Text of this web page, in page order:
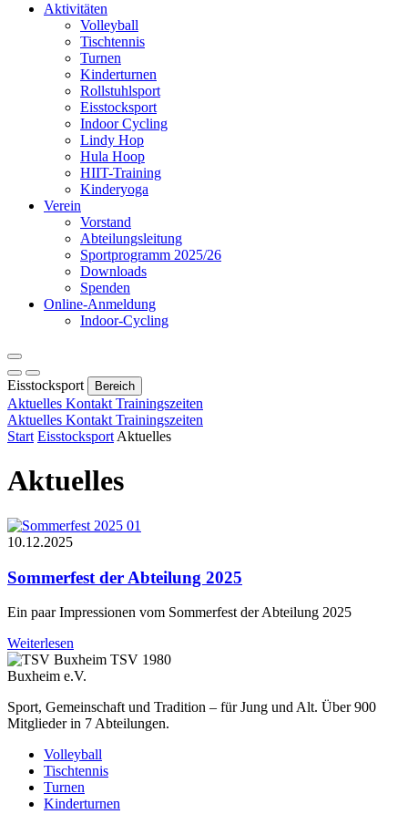
Aktivitäten
Volleyball
Tischtennis
Turnen
Kinderturnen
Rollstuhlsport
Eisstocksport
Indoor Cycling
Lindy Hop
Hula Hoop
HIIT-Training
Kinderyoga
Verein
Vorstand
Abteilungsleitung
Sportprogramm 2025/26
Downloads
Spenden
Online-Anmeldung
Indoor-Cycling
Eisstocksport Bereich
Aktuelles Kontakt Trainingszeiten
Aktuelles Kontakt Trainingszeiten
Start Eisstocksport Aktuelles
Aktuelles
10.12.2025
Sommerfest der Abteilung 2025
Ein paar Impressionen vom Sommerfest der Abteilung 2025
Weiterlesen
TSV 1980
Buxheim e.V.
Sport, Gemeinschaft und Tradition – für Jung und Alt. Über 900
Mitglieder in 7 Abteilungen.
Volleyball
Tischtennis
Turnen
Kinderturnen